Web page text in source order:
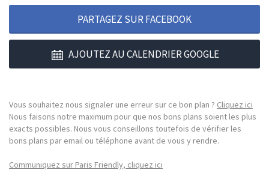
PARTAGEZ SUR FACEBOOK
AJOUTEZ AU CALENDRIER GOOGLE
Vous souhaitez nous signaler une erreur sur ce bon plan ? Cliquez ici
Nous faisons notre maximum pour que nos bons plans soient les plus
exacts possibles. Nous vous conseillons toutefois de vérifier les
bons plans par email ou téléphone avant de vous y rendre.
Communiquez sur Paris Friendly, cliquez ici